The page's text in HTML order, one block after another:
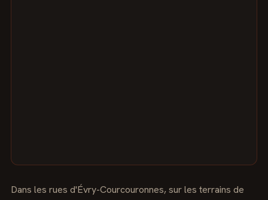
Dans les rues d'Évry-Courcouronnes, sur les terrains de